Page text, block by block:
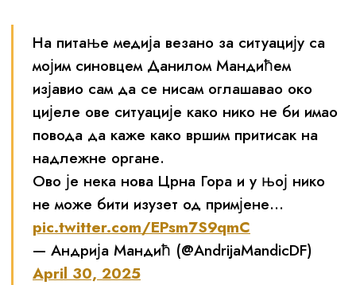
На питање медија везано за ситуацију са
мојим синовцем Данилом Мандићем
изјавио сам да се нисам оглашавао око
цијеле ове ситуације како нико не би имао
повода да каже како вршим притисак на
надлежне органе.
Ово је нека нова Црна Гора и у њој нико
не може бити изузет од примјене…
pic.twitter.com/EPsm7S9qmC
— Андрија Мандић (@AndrijaMandicDF)
April 30, 2025